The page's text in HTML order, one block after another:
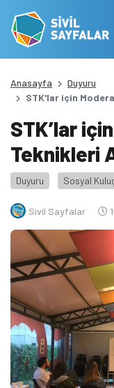
Anasayfa
Duyuru
STK'lar için
STK’lar
Teknikleri
Duyuru Sosyal
Sivil Sayfalar